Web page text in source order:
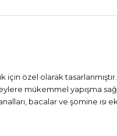
için özel olarak tasarlanmıştır.
mükemmel yapışma
bacalar ve şömine ısı